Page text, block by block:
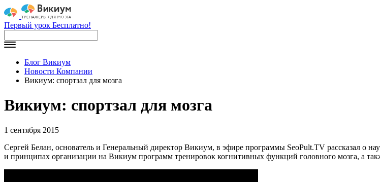
Первый урок Бесплатно!
Блог Викиум
Новости Компании
Викиум: спортзал для мозга
Викиум: спортзал для мозга
1 сентября 2015
Сергей Белан, основатель и Генеральный директор Викиум, в эфире программы SeoPult.TV рассказал о
и принципах организации на Викиум программ тренировок когнитивных функций головного мозга, а